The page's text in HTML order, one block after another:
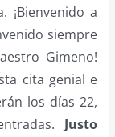
¡Bienvenido a
siempre
Gimeno!
cita genial e
los días 22,
Justo